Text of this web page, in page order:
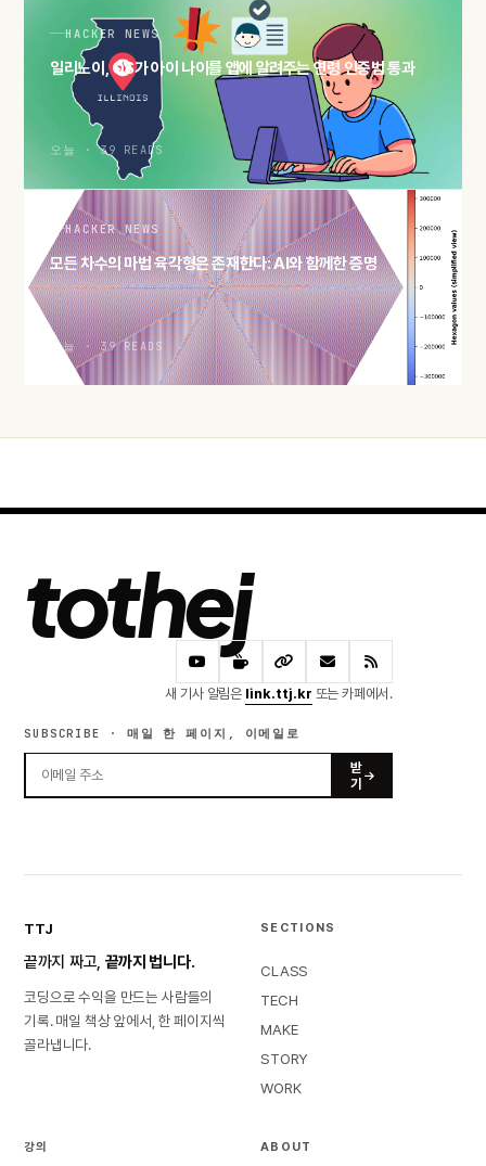
HACKER NEWS
일리노이, OS가 아이 나이를 앱에 알려주는 연령 인증법 통과
오늘 · 39 READS
HACKER NEWS
모든 차수의 마법 육각형은 존재한다: AI와 함께한 증명
오늘 · 39 READS
tothej
새 기사 알림은 link.ttj.kr 또는 카페에서.
SUBSCRIBE · 매일 한 페이지, 이메일로
받
기
TTJ
끝까지 짜고, 끝까지 법니다.
코딩으로 수익을 만드는 사람들의
기록. 매일 책상 앞에서, 한 페이지씩
골라냅니다.
SECTIONS
CLASS
TECH
MAKE
STORY
WORK
강의 ABOUT